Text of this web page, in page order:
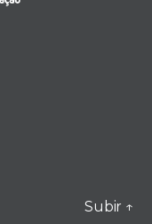
Subir ↑